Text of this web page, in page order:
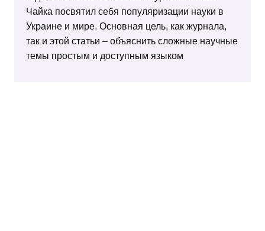
Чайка посвятил себя популяризации науки в
Украине и мире. Основная цель, как журнала,
так и этой статьи – объяснить сложные научные
темы простым и доступным языком